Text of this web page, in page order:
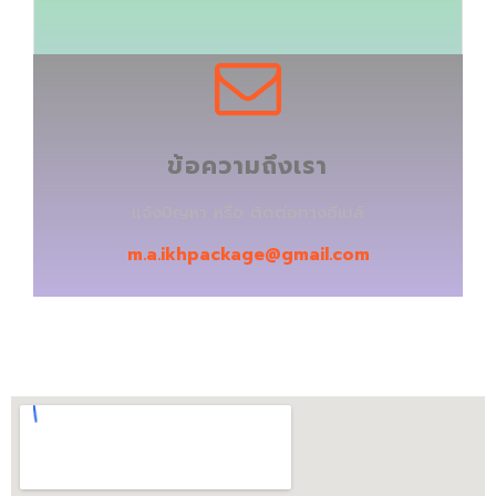
ข้อความถึงเรา
m.a.ikhpackage@gmail.com